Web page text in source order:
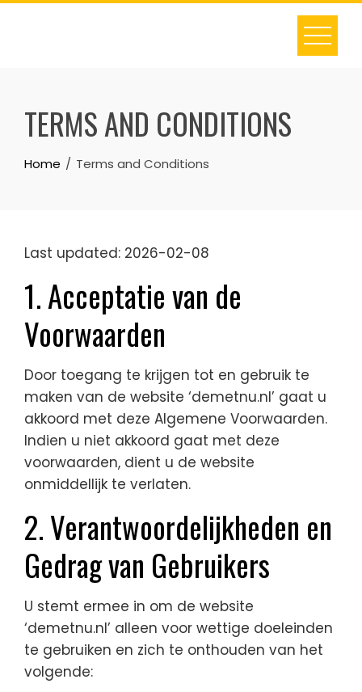
Skip
TERMS AND CONDITIONS
Home Terms and Conditions
Last updated: 2026-02-08
1. Acceptatie van de
Voorwaarden
Door toegang te krijgen tot en gebruik te
maken van de website ‘demetnu.nl’ gaat u
akkoord met deze Algemene Voorwaarden.
Indien u niet akkoord gaat met deze
voorwaarden, dient u de website
onmiddellijk te verlaten.
2. Verantwoordelijkheden en
Gedrag van Gebruikers
U stemt ermee in om de website
‘demetnu.nl’ alleen voor wettige doeleinden
te gebruiken en zich te onthouden van het
volgende: